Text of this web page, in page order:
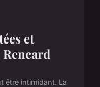
et
être intimidant. La